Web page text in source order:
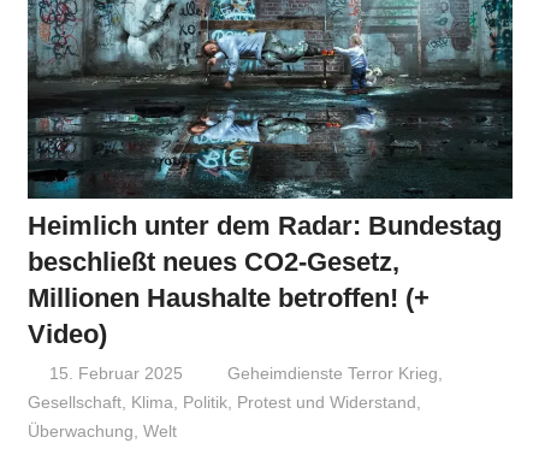
Heimlich unter dem Radar: Bundestag
beschließt neues CO2-Gesetz,
Millionen Haushalte betroffen! (+
Video)
15. Februar 2025 Niki Vogt
Geheimdienste Terror Krieg,
Gesellschaft, Klima, Politik, Protest und Widerstand,
Überwachung, Welt